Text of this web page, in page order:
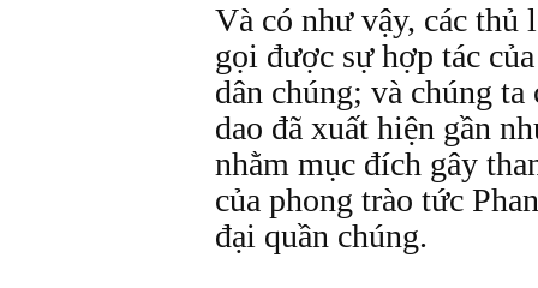
Và có như vậy, các
gọi được sự hợp tác
dân chúng; và chúng ta
dao đã xuất hiện gần
nhằm mục đích gây
của phong trào tức
đại quần chúng.